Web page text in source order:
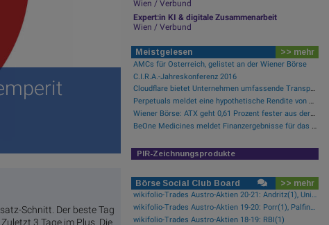
Schnitt. Der beste Tag
Zuletzt 3 Tage im Plus. Die
Wien / Verbund
Expert:in KI & digitale Zusammenarbeit
Wien / Verbund
Meistgelesen >> mehr
AMCs für Österreich, gelistet an der Wiener Börse
C.I.R.A.-Jahreskonferenz 2016
Cloudflare bietet Unternehmen umfassende Transparenz zur Überprüfung und Analyse des KI-Einsatzes
Perpetuals meldet eine hypothetische Rendite von 380 % im Backtest der KI-Engine, die die risikofreie Handelsplattform „UpsideOnly“ antreibt
Wiener Börse: ATX geht 0,61 Prozent fester aus der Donnerstag-Sitzung
BeOne Medicines meldet Finanzergebnisse für das zweite Quartal 2026 und informiert über aktuelle Geschäftsentwicklungen
PIR-Zeichnungsprodukte
Börse Social Club Board >> mehr
wikifolio-Trades Austro-Aktien 20-21: Andritz(1), Uniqa(1), OMV(1)
wikifolio-Trades Austro-Aktien 19-20: Porr(1), Palfinger(1)
wikifolio-Trades Austro-Aktien 18-19: RBI(1)